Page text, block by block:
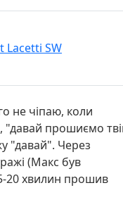
Lacetti SW
не чіпаю, коли
"давай прошиємо
"давай". Через
(Макс був
20 хвилин прошив